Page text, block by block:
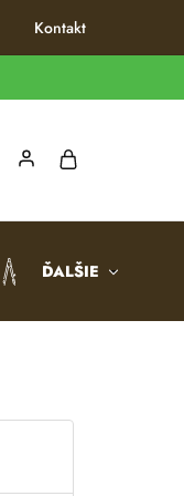
Kontakt
ĎALŠIE